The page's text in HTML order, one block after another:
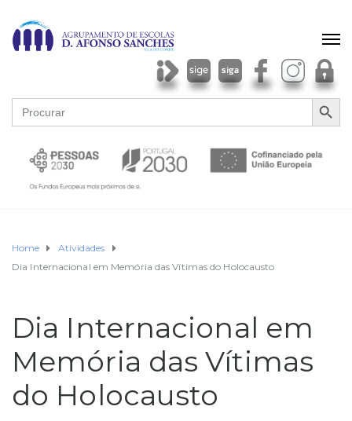
Search
for:
SEARCH
Home
Atividades
Dia Internacional em Memória das Vítimas do Holocausto
Dia Internacional em
Memória das Vítimas
do Holocausto